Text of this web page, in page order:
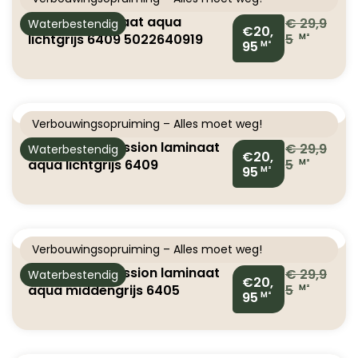
Waterbestendig
Floorlife laminaat aqua
lichtgrijs 6409 5022640919
€20,
95 M²
€29,9
5 M²
Verbouwingsopruiming – Alles moet weg!
Waterbestendig
Ambiant Expression laminaat
aqua lichtgrijs 6409
€20,
95 M²
€29,9
5 M²
Verbouwingsopruiming – Alles moet weg!
Waterbestendig
Ambiant Expression laminaat
aqua middengrijs 6405
€20,
95 M²
€29,9
5 M²